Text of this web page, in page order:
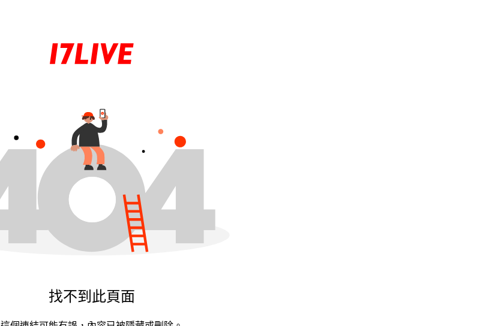
找不到此頁面